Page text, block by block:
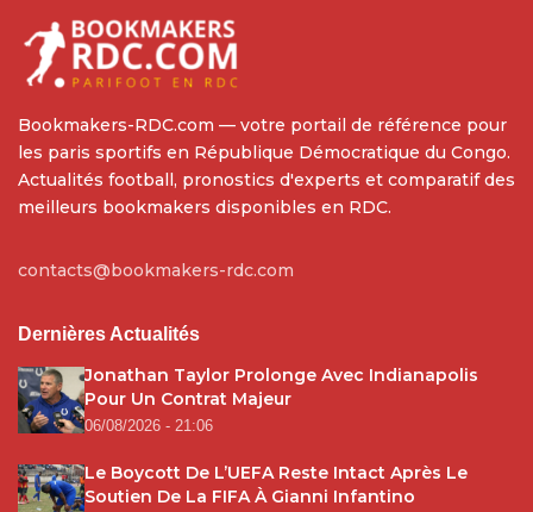
Bookmakers-RDC.com — votre portail de référence pour
les paris sportifs en République Démocratique du Congo.
Actualités football, pronostics d'experts et comparatif des
meilleurs bookmakers disponibles en RDC.
contacts@bookmakers-rdc.com
Dernières Actualités
Jonathan Taylor Prolonge Avec Indianapolis
Pour Un Contrat Majeur
06/08/2026 - 21:06
Le Boycott De L’UEFA Reste Intact Après Le
Soutien De La FIFA À Gianni Infantino